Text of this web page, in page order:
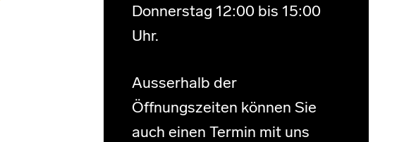
Donnerstag 12:00 bis 15:00
Uhr.
Ausserhalb der
Öffnungszeiten können Sie
auch einen Termin mit uns